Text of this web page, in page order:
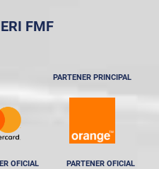
FMF
PARTENER PRINCIPAL
OFICIAL PARTENER OFICIAL